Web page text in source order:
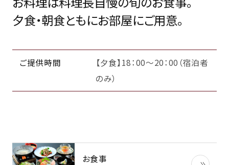
夕食・朝食ともにお部屋にご用意。
ご提供時間
【夕食】18：00～20：00（宿泊者
のみ）
お食事